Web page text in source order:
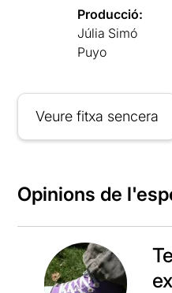
Producció:
Júlia Simó
Puyo
Veure fitxa sencera
Opinions de